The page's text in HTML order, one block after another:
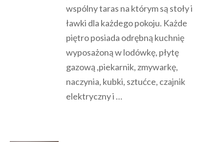
wspólny taras na którym są stoły i
ławki dla każdego pokoju. Każde
piętro posiada odrębną kuchnię
wyposażoną w lodówkę, płytę
gazową ,piekarnik, zmywarkę,
naczynia, kubki, sztućce, czajnik
elektryczny i …